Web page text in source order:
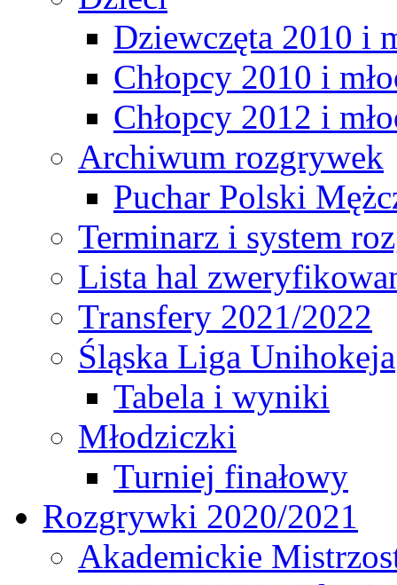
Dziewczęta 2010 i
Chłopcy 2010 i
Chłopcy 2012 i
Archiwum rozgrywek
Puchar Polski
Terminarz i system
Lista hal
Transfery 2021/2022
Śląska Liga Unihokeja
Tabela i wyniki
Młodziczki
Turniej finałowy
Rozgrywki 2020/2021
Akademickie